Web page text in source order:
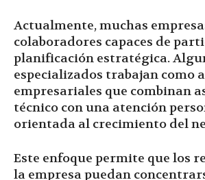
Actualmente, muchas
colaboradores capaces de
planificación estratégica.
especializados trabajan como
empresariales que combinan
técnico con una atención
orientada al crecimiento del
Este enfoque permite que los
la empresa puedan